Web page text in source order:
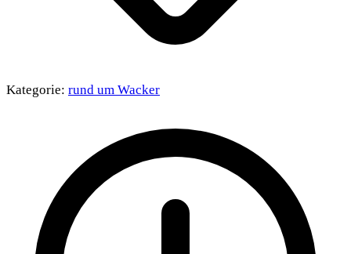
Kategorie: rund um Wacker